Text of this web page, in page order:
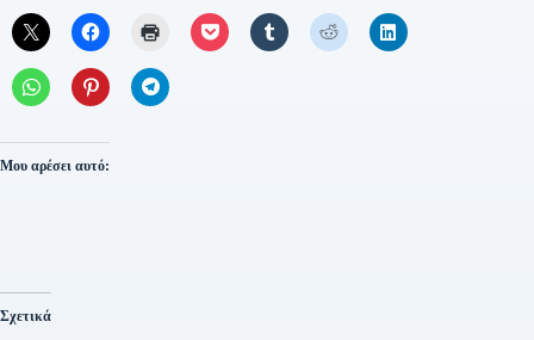
Μου αρέσει αυτό:
Σχετικά